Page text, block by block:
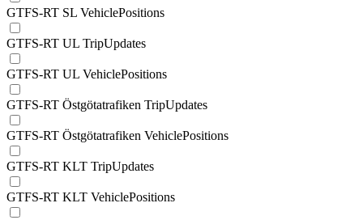
GTFS-RT SL VehiclePositions
GTFS-RT UL TripUpdates
GTFS-RT UL VehiclePositions
GTFS-RT Östgötatrafiken TripUpdates
GTFS-RT Östgötatrafiken VehiclePositions
GTFS-RT KLT TripUpdates
GTFS-RT KLT VehiclePositions